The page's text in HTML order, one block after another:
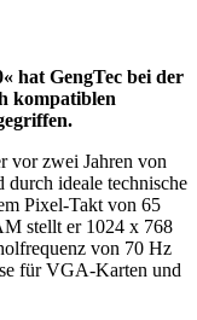
hat GengTec bei der
kompatiblen
vor zwei Jahren von
ideale technische
Pixel-Takt von 65
stellt er 1024 x 768
von 70 Hz
für VGA-Karten und